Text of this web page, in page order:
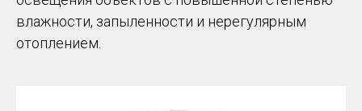
влажности, запыленности и нерегулярным
отоплением.